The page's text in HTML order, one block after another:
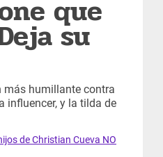
que
su
más humillante contra
influencer, y la tilda de
de Christian Cueva NO